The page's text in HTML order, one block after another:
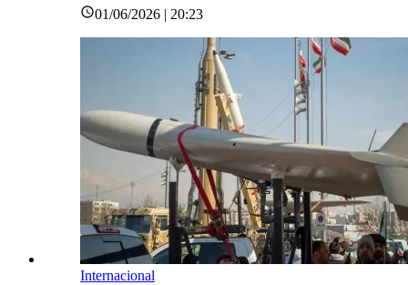
01/06/2026 | 20:23
Internacional